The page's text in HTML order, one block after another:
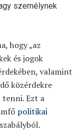
személynek
hogy „az
és jogok
valamint
közérdekre
Ezt a
politikai